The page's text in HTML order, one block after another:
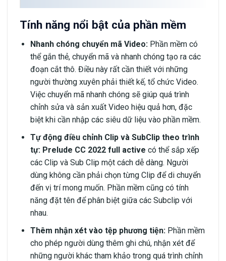
Tính năng nổi bật của phần mềm
Nhanh chóng chuyển mã Video: Phần mềm có
thể gắn thẻ, chuyển mã và nhanh chóng tạo ra các
đoạn cắt thô. Điều này rất cần thiết với những
người thường xuyên phải thiết kế, tổ chức Video.
Việc chuyển mã nhanh chóng sẽ giúp quá trình
chỉnh sửa và sản xuất Video hiệu quả hơn, đặc
biệt khi cần nhập các siêu dữ liệu vào phần mềm.
Tự động điều chỉnh Clip và SubClip theo trình
tự: Prelude CC 2022 full active có thể sắp xếp
các Clip và Sub Clip một cách dễ dàng. Người
dùng không cần phải chọn từng Clip để di chuyển
đến vị trí mong muốn. Phần mềm cũng có tính
năng đặt tên để phân biệt giữa các Subclip với
nhau.
Thêm nhận xét vào tệp phương tiện: Phần mềm
cho phép người dùng thêm ghi chú, nhận xét để
những người khác tham khảo trong quá trình chỉnh